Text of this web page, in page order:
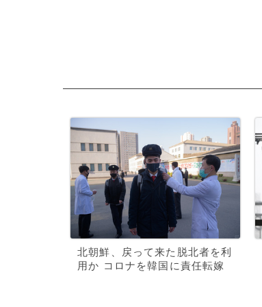
北朝鮮、戻って来た脱北者を利
用か コロナを韓国に責任転嫁